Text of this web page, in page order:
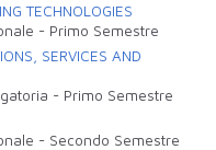
TECHNOLOGIES
- Primo Semestre
SERVICES AND
- Primo Semestre
- Secondo Semestre